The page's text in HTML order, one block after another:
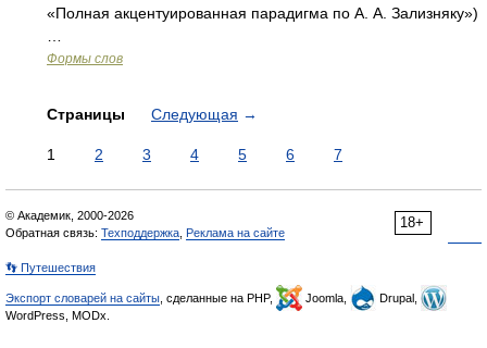
«Полная акцентуированная парадигма по А. А. Зализняку»)
Формы слов
Страницы Следующая →
1 2 3 4 5 6 7
18+
© Академик, 2000-2026
Обратная связь: Техподдержка Реклама на сайте
👣 Путешествия
Экспорт словарей на сайты , сделанные на PHP, Joomla,
Drupal,
WordPress, MODx.